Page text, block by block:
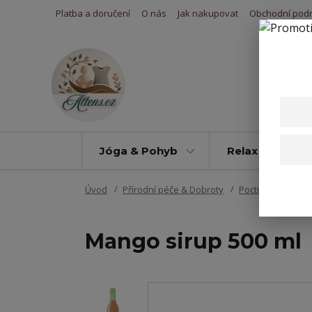
Platba a doručení O nás Jak nakupovat Obchodní
Jóga & Pohyb Relax & Úleva
Úvod Přírodní péče & Dobroty Poctivé sirupy
Mango sirup 500 ml